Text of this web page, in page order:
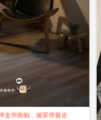
金保衛戰，搬家帶著走